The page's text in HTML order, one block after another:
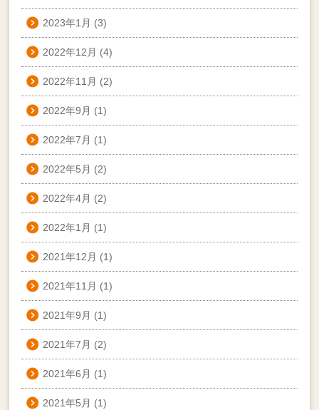
2023年1月 (3)
2022年12月 (4)
2022年11月 (2)
2022年9月 (1)
2022年7月 (1)
2022年5月 (2)
2022年4月 (2)
2022年1月 (1)
2021年12月 (1)
2021年11月 (1)
2021年9月 (1)
2021年7月 (2)
2021年6月 (1)
2021年5月 (1)